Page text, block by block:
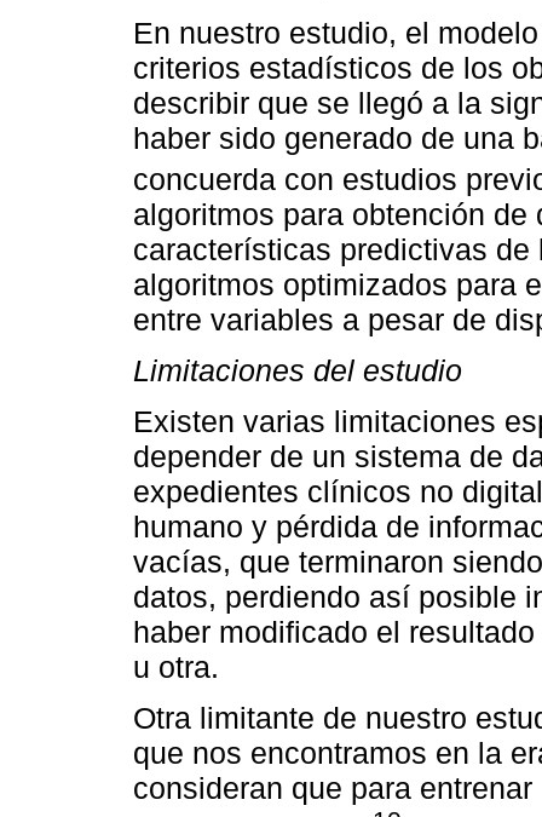
En nuestro estudio, el
criterios estadísticos de los
describir que se llegó a la
haber sido generado de una
concuerda con estudios
algoritmos para obtención
características predictivas
algoritmos optimizados para
entre variables a pesar de
Limitaciones del estudio
Existen varias limitaciones
depender de un sistema de
expedientes clínicos no
humano y pérdida de
vacías, que terminaron
datos, perdiendo así posible
haber modificado el
u otra.
Otra limitante de nuestro
que nos encontramos en la
consideran que para